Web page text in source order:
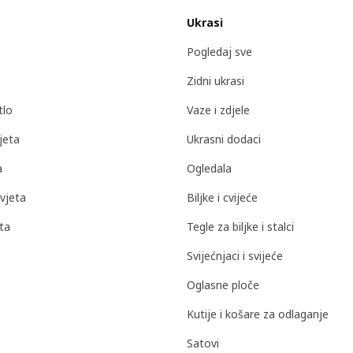
Ukrasi
Pogledaj sve
Zidni ukrasi
Vaze i zdjele
Ukrasni dodaci
Ogledala
Biljke i cvijeće
Tegle za biljke i stalci
Svijećnjaci i svijeće
Oglasne ploče
Kutije i košare za odlaganje
Satovi